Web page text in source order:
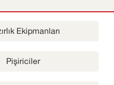
Ekipmanları
Pişiriciler